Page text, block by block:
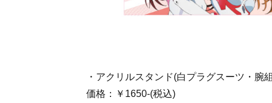
・アクリルスタンド(白プラグスーツ・腕
価格：￥1650-(税込)